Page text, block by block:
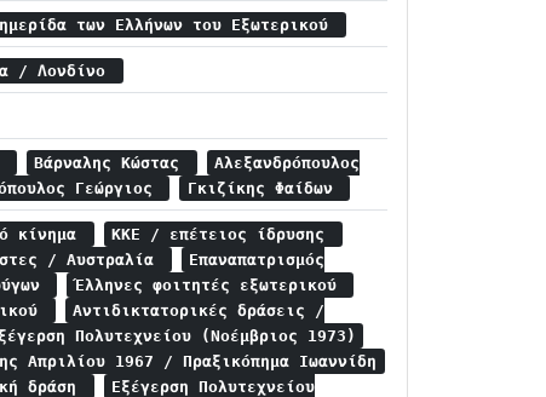
των Ελλήνων του Εξωτερικού
/ Λονδίνο
Βάρναλης Κώστας
Αλεξανδρόπουλος
Γεώργιος Γκιζίκης Φαίδων
κίνημα
ΚΚΕ / επέτειος ίδρυσης
/ Αυστραλία
Επαναπατρισμός
Έλληνες φοιτητές εξωτερικού
Αντιδικτατορικές δράσεις /
Πολυτεχνείου (Νοέμβριος 1973)
Απριλίου 1967 / Πραξικόπημα Ιωαννίδη
δράση
Εξέγερση Πολυτεχνείου